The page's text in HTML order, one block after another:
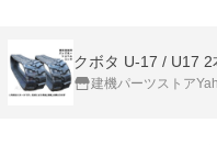
クボタ U-17 / U17
建機パーツストア